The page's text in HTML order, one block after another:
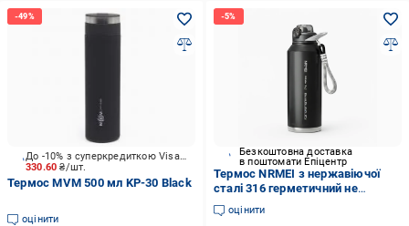
330.60₴/шт.
До -10% з суперкредиткою Visa Вигода
Термос MVM 500 мл KP-30 Black
оцінити
Безкоштовна доставка
в поштомати Епіцентр
Термос NRMEI з нержавіючої
сталі 316 герметичний не
містить BPA 1500 мл Чорний
(2814454909)
оцінити